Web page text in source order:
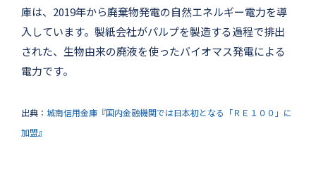
庫は、2019年から廃棄物発電の自然エネルギー電力を導
入しています。製紙会社がパルプを製造する過程で排出
された、生物由来の廃液を使ったバイオマス発電による
電力です。
出典： 城南信用金庫『国内金融機関では日本初となる「ＲＥ１００」に
加盟』